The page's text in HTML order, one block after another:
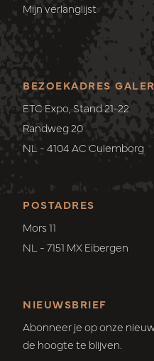
Mijn verlanglijst
POSTADRES
Mors 11
NL - 7151 MX Eibergen
BEZOEKADRES
ETC Expo, Stand 21-22
Randweg 20
NL - 4104 AC Culemborg
NIEUWSBRIEF
Abonneer je op onze
de hoogte te blijven.